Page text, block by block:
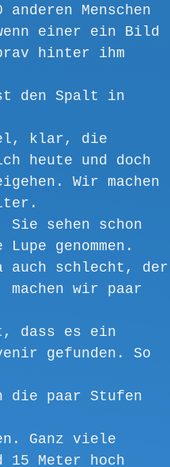
Menschen
einer ein Bild
hinter ihm
den Spalt in
klar, die
heute und doch
Wir machen
sehen schon
genommen.
auch schlecht, der
wir paar
dass es ein
gefunden. So
die paar Stufen
Ganz viele
Meter hoch